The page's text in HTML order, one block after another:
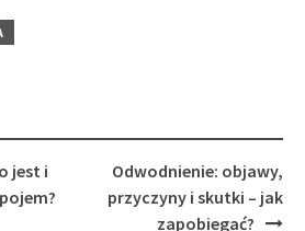
jest i
Odwodnienie: objawy,
przyczyny i skutki – jak
zapobiegać?